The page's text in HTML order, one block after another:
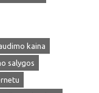
kaina
salygos